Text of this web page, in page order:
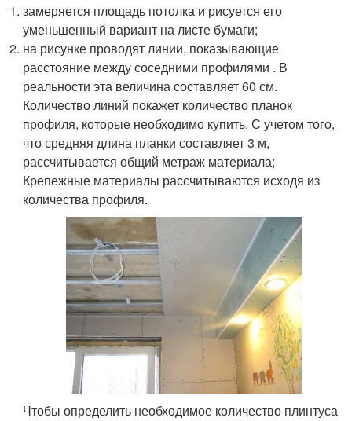
замеряется площадь потолка и рисуется его
уменьшенный вариант на листе бумаги;
на рисунке проводят линии, показывающие
расстояние между соседними профилями . В
реальности эта величина составляет 60 см.
Количество линий покажет количество планок
профиля, которые необходимо купить. С учетом того,
что средняя длина планки составляет 3 м,
рассчитывается общий метраж материала;
Крепежные материалы рассчитываются исходя из
количества профиля.
Чтобы определить необходимое количество плинтуса